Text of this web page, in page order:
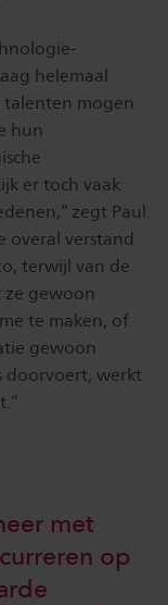
helemaal
talenten mogen
hun
er toch vaak
zegt Paul.
overal verstand
terwijl van de
gewoon
te maken, of
gewoon
doorvoert, werkt
met
op